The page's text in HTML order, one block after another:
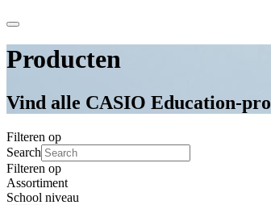
Producten
Vind alle CASIO Education-
Filteren op
Search
Filteren op
Assortiment
School niveau